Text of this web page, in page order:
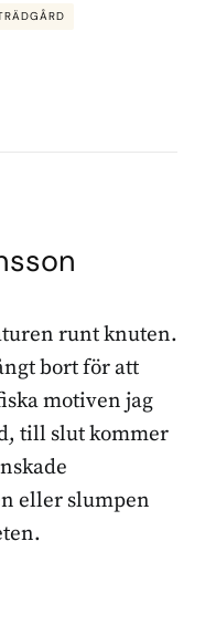
runt knuten.
bort för att
motiven jag
till slut kommer
eller slumpen